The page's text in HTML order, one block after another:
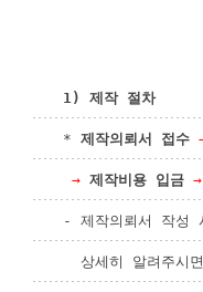
1) 제작 절차
* 제작의뢰서 접수
→ 제작비용 입금 →
- 제작의뢰서 작성
상세히 알려주시